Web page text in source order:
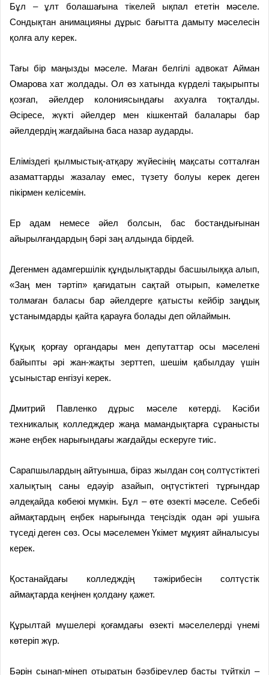
Бұл – ұлт болашағына тікелей ықпал ететін мәселе.
Сондықтан анимацияны дұрыс бағытта дамыту мәселесін
қолға алу керек.
Тағы бір маңызды мәселе. Маған белгілі адвокат Айман
Омарова хат жолдады. Ол өз хатында күрделі тақырыпты
қозғап, әйелдер колониясындағы ахуалға тоқталды.
Әсіресе, жүкті әйелдер мен кішкентай балалары бар
әйелдердің жағдайына баса назар аударды.
Еліміздегі қылмыстық-атқару жүйесінің мақсаты сотталған
азаматтарды жазалау емес, түзету болуы керек деген
пікірмен келісемін.
Ер адам немесе әйел болсын, бас бостандығынан
айырылғандардың бәрі заң алдында бірдей.
Дегенмен адамгершілік құндылықтарды басшылыққа алып,
«Заң мен тәртіп» қағидатын сақтай отырып, кәмелетке
толмаған баласы бар әйелдерге қатысты кейбір заңдық
ұстанымдарды қайта қарауға болады деп ойлаймын.
Құқық қорғау органдары мен депутаттар осы мәселені
байыпты әрі жан-жақты зерттеп, шешім қабылдау үшін
ұсыныстар енгізуі керек.
Дмитрий Павленко дұрыс мәселе көтерді. Кәсіби
техникалық колледждер жаңа мамандықтарға сұранысты
және еңбек нарығындағы жағдайды ескеруге тиіс.
Сарапшылардың айтуынша, біраз жылдан соң солтүстіктегі
халықтың саны едәуір азайып, оңтүстіктегі тұрғындар
әлдеқайда көбеюі мүмкін. Бұл – өте өзекті мәселе. Себебі
аймақтардың еңбек нарығында теңсіздік одан әрі ушыға
түседі деген сөз. Осы мәселемен Үкімет мұқият айналысуы
керек.
Қостанайдағы колледждің тәжірибесін солтүстік
аймақтарда кеңінен қолдану қажет.
Құрылтай мүшелері қоғамдағы өзекті мәселелерді үнемі
көтеріп жүр.
Бәрін сынап-мінеп отыратын бәзбіреулер басты түйткіл –